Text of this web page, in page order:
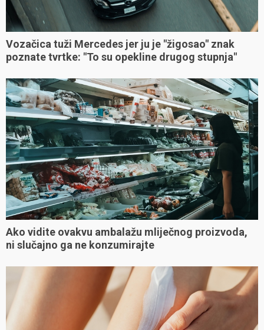
Vozačica tuži Mercedes jer ju je "žigosao" znak
poznate tvrtke: "To su opekline drugog stupnja"
Ako vidite ovakvu ambalažu mliječnog proizvoda,
ni slučajno ga ne konzumirajte